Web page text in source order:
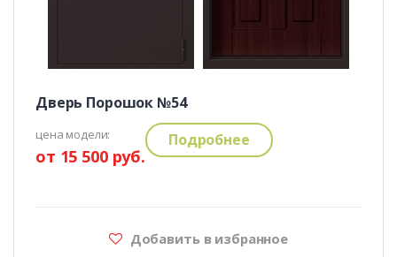
Дверь Порошок №54
цена модели:
от 15 500 руб.
Подробнее
Добавить в избранное